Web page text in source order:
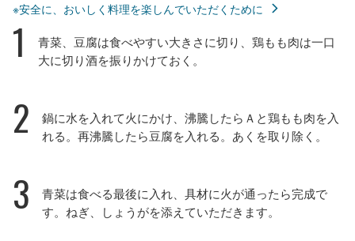
※安全に、おいしく料理を楽しんでいただくために
1
青菜、豆腐は食べやすい大きさに切り、鶏もも肉は一口
大に切り酒を振りかけておく。
2
鍋に水を入れて火にかけ、沸騰したらＡと鶏もも肉を入
れる。再沸騰したら豆腐を入れる。あくを取り除く。
3
青菜は食べる最後に入れ、具材に火が通ったら完成で
す。ねぎ、しょうがを添えていただきます。